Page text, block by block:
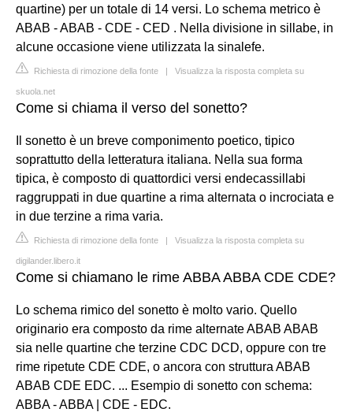
quartine) per un totale di 14 versi. Lo schema metrico è
ABAB - ABAB - CDE - CED . Nella divisione in sillabe, in
alcune occasione viene utilizzata la sinalefe.
Richiesta di rimozione della fonte | Visualizza la risposta completa su
skuola.net
Come si chiama il verso del sonetto?
Il sonetto è un breve componimento poetico, tipico
soprattutto della letteratura italiana. Nella sua forma
tipica, è composto di quattordici versi endecassillabi
raggruppati in due quartine a rima alternata o incrociata e
in due terzine a rima varia.
Richiesta di rimozione della fonte | Visualizza la risposta completa su
digilander.libero.it
Come si chiamano le rime ABBA ABBA CDE CDE?
Lo schema rimico del sonetto è molto vario. Quello
originario era composto da rime alternate ABAB ABAB
sia nelle quartine che terzine CDC DCD, oppure con tre
rime ripetute CDE CDE, o ancora con struttura ABAB
ABAB CDE EDC. ... Esempio di sonetto con schema:
ABBA - ABBA | CDE - EDC.